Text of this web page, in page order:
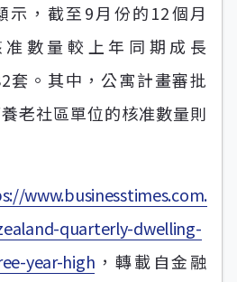
示，截至9月份的12個月
數量較上年同期成長
套。其中，公寓計畫審批
老社區單位的核准數量則
www.businesstimes.com.
quarterly-dwelling-
year-high ，轉載自金融